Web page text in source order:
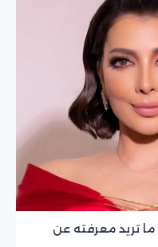
تريد معرفته عن